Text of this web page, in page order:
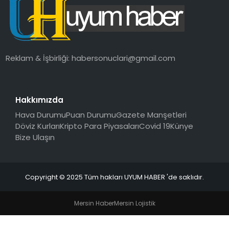
SAĞLIK
MAGAZIN
Reklam & İşbirliği:habersonuclari@gmail.com
Hakkımızda
Hava DurumuPuan DurumuGazete Manşetleri
Döviz KurlarıKripto Para PiyasalarıCovid 19Künye
Bize Ulaşın
Copyright © 2025 Tüm hakları UYUM HABER 'de saklıdır.
Mersin HaberMersin Lojistik